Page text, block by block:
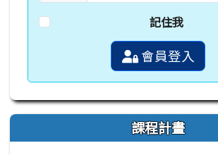
記住我
會員登入
課程計畫